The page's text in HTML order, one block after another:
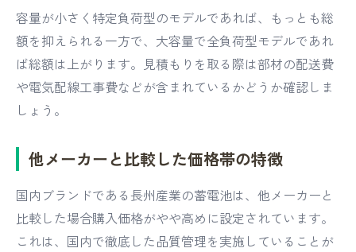
容量が小さく特定負荷型のモデルであれば、もっとも総
額を抑えられる一方で、大容量で全負荷型モデルであれ
ば総額は上がります。見積もりを取る際は部材の配送費
や電気配線工事費などが含まれているかどうか確認しま
しょう。
他メーカーと比較した価格帯の特徴
国内ブランドである長州産業の蓄電池は、他メーカーと
比較した場合購入価格がやや高めに設定されています。
これは、国内で徹底した品質管理を実施していることが